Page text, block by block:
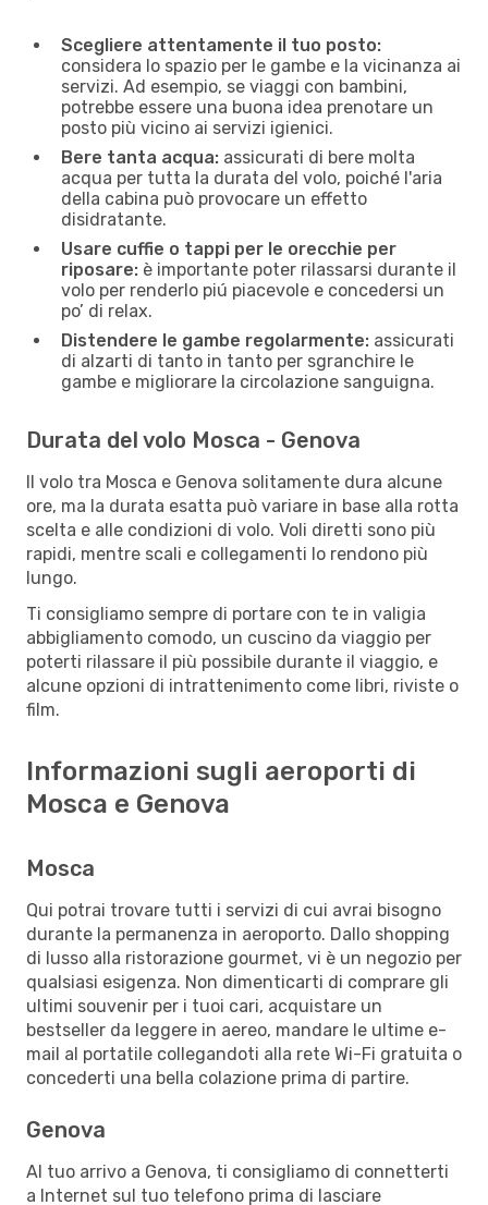
Scegliere attentamente il tuo posto:
considera lo spazio per le gambe e la vicinanza ai
servizi. Ad esempio, se viaggi con bambini,
potrebbe essere una buona idea prenotare un
posto più vicino ai servizi igienici.
Bere tanta acqua: assicurati di bere molta
acqua per tutta la durata del volo, poiché l'aria
della cabina può provocare un effetto
disidratante.
Usare cuffie o tappi per le orecchie per
riposare: è importante poter rilassarsi durante il
volo per renderlo piú piacevole e concedersi un
po’ di relax.
Distendere le gambe regolarmente: assicurati
di alzarti di tanto in tanto per sgranchire le
gambe e migliorare la circolazione sanguigna.
Durata del volo Mosca - Genova
Il volo tra Mosca e Genova solitamente dura alcune
ore, ma la durata esatta può variare in base alla rotta
scelta e alle condizioni di volo. Voli diretti sono più
rapidi, mentre scali e collegamenti lo rendono più
lungo.
Ti consigliamo sempre di portare con te in valigia
abbigliamento comodo, un cuscino da viaggio per
poterti rilassare il più possibile durante il viaggio, e
alcune opzioni di intrattenimento come libri, riviste o
film.
Informazioni sugli aeroporti di
Mosca e Genova
Mosca
Qui potrai trovare tutti i servizi di cui avrai bisogno
durante la permanenza in aeroporto. Dallo shopping
di lusso alla ristorazione gourmet, vi è un negozio per
qualsiasi esigenza. Non dimenticarti di comprare gli
ultimi souvenir per i tuoi cari, acquistare un
bestseller da leggere in aereo, mandare le ultime e-
mail al portatile collegandoti alla rete Wi-Fi gratuita o
concederti una bella colazione prima di partire.
Genova
Al tuo arrivo a Genova, ti consigliamo di connetterti
a Internet sul tuo telefono prima di lasciare